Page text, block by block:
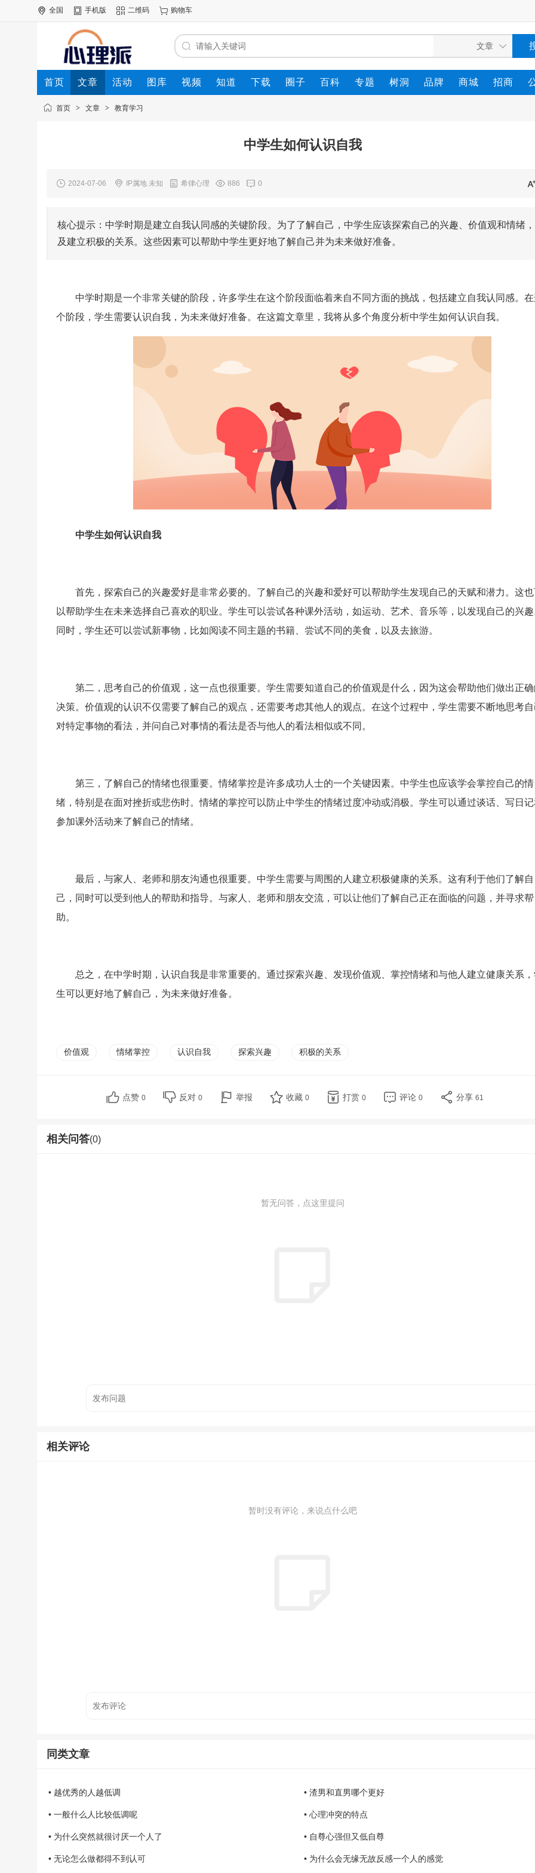
全国 手机版 二维码 购物车
首页 文章 活动 图库 视频 知道 下载 圈子 百科 专题 树洞 品牌 商城 招商
首页 > 文章 > 教育学习
中学生如何认识自我
2024-07-06 IP属地 未知 希律心理 886 0
核心提示：中学时期是建立自我认同感的关键阶段。为了了解自己，中学生应该探索自己的兴趣、价值观和情绪
及建立积极的关系。这些因素可以帮助中学生更好地了解自己并为未来做好准备。
中学时期是一个非常关键的阶段，许多学生在这个阶段面临着来自不同方面的挑战，包括建立自我认同感。
个阶段，学生需要认识自我，为未来做好准备。在这篇文章里，我将从多个角度分析中学生如何认识自我。
中学生如何认识自我
首先，探索自己的兴趣爱好是非常必要的。了解自己的兴趣和爱好可以帮助学生发现自己的天赋和潜力。这
以帮助学生在未来选择自己喜欢的职业。学生可以尝试各种课外活动，如运动、艺术、音乐等，以发现自己的兴
同时，学生还可以尝试新事物，比如阅读不同主题的书籍、尝试不同的美食，以及去旅游。
第二，思考自己的价值观，这一点也很重要。学生需要知道自己的价值观是什么，因为这会帮助他们做出正
决策。价值观的认识不仅需要了解自己的观点，还需要考虑其他人的观点。在这个过程中，学生需要不断地思考
对特定事物的看法，并问自己对事情的看法是否与他人的看法相似或不同。
第三，了解自己的情绪也很重要。情绪掌控是许多成功人士的一个关键因素。中学生也应该学会掌控自己的情
绪，特别是在面对挫折或悲伤时。情绪的掌控可以防止中学生的情绪过度冲动或消极。学生可以通过谈话、写日
参加课外活动来了解自己的情绪。
最后，与家人、老师和朋友沟通也很重要。中学生需要与周围的人建立积极健康的关系。这有利于他们了解自
己，同时可以受到他人的帮助和指导。与家人、老师和朋友交流，可以让他们了解自己正在面临的问题，并寻求帮
助。
总之，在中学时期，认识自我是非常重要的。通过探索兴趣、发现价值观、掌控情绪和与他人建立健康关系
生可以更好地了解自己，为未来做好准备。
价值观 情绪掌控 认识自我 探索兴趣 积极的关系
点赞 0 反对 0 举报 收藏 0 打赏 0 评论 0 分享 61
相关问答(0)
暂无问答，点这里提问
相关评论
暂时没有评论，来说点什么吧
同类文章
• 越优秀的人越低调 • 渣男和直男哪个更好
• 一般什么人比较低调呢 • 心理冲突的特点
• 为什么突然就很讨厌一个人了 • 自尊心强但又低自尊
• 无论怎么做都得不到认可 • 为什么会无缘无故反感一个人的感觉